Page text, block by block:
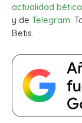
actualidad bética
y de Telegram.
Betis.